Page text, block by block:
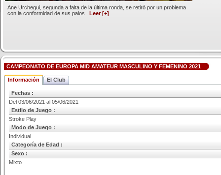
Ane Urchegui, segunda a falta de la última ronda, se retiró por un problema
con la conformidad de sus palos Leer [+]
CAMPEONATO DE EUROPA MID AMATEUR MASCULINO Y FEMENINO 2021
Información El Club
Fechas :
Del 03/06/2021 al 05/06/2021
Estilo de Juego :
Stroke Play
Modo de Juego :
Individual
Categoría de Edad :
Sexo :
Mixto